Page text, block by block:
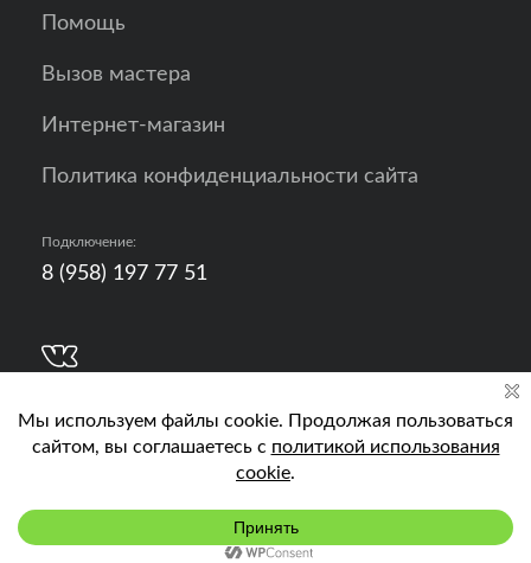
Подключить
Помощь
Вызов мастера
Интернет-магазин
Политика конфиденциальности сайта
Подключение:
8 (958) 197 77 51
Кислород